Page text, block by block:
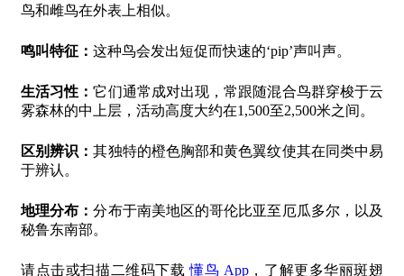
鸟和雌鸟在外表上相似。
鸣叫特征： 这种鸟会发出短促而快速的‘pip’声叫声。
生活习性：它们通常成对出现，常跟随混合鸟群穿梭于云
雾森林的中上层，活动高度大约在1,500至2,500米之间。
区别辨识：其独特的橙色胸部和黄色翼纹使其在同类中易
于辨认。
地理分布：分布于南美地区的哥伦比亚至厄瓜多尔，以及
秘鲁东南部。
请点击或扫描二维码下载懂鸟 App，了解更多华丽斑翅